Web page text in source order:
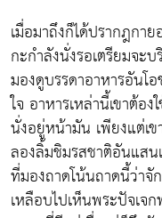
เมื่อมาถึงก็ได้ปรากฎก
กะกำลังนั่งรอเตรียมจ
มองดูบรรดาอาหารอันโ
ใจ อาหารเหล่านี้เขาต้อ
นั่งอยู่หน้ามัน เพียงแต่เข
ลองลิ้มชิมรสชาติอันแสน
ที่มองถาดโน้นถาดนี้ว่าจั
เหลือบไปเห็นพระปัจเจ